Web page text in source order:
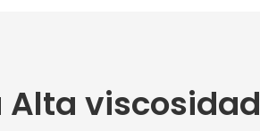
Alta viscosidad